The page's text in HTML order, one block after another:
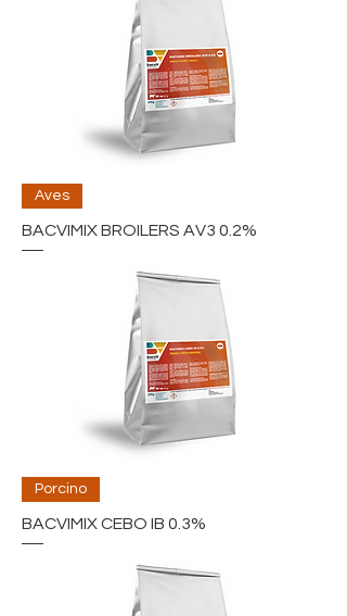
Aves
BACVIMIX BROILERS AV3 0.2%
Porcino
BACVIMIX CEBO IB 0.3%